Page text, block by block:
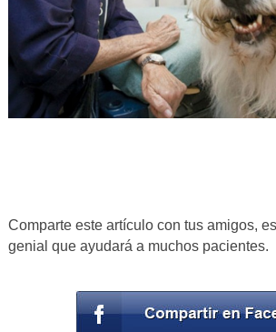
Comparte este artículo con tus amigos,
genial que ayudará a muchos pacientes.